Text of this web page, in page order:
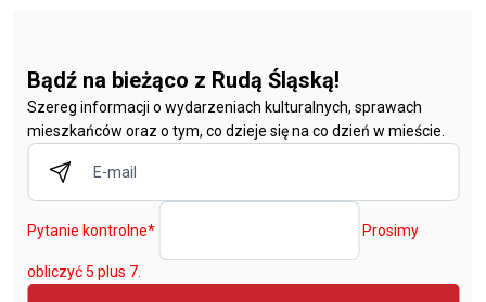
Bądź na bieżąco z Rudą Śląską!
Szereg informacji o wydarzeniach kulturalnych, sprawach
mieszkańców oraz o tym, co dzieje się na co dzień w mieście.
Pytanie kontrolne* Prosimy
obliczyć 5 plus 7.